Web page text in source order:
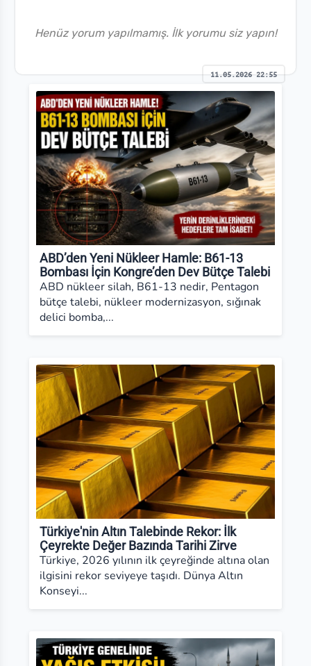
11.05.2026 22:55
Henüz yorum yapılmamış. İlk yorumu siz yapın!
ABD’den Yeni Nükleer Hamle: B61-13
Bombası İçin Kongre’den Dev Bütçe Talebi
ABD nükleer silah, B61-13 nedir, Pentagon
bütçe talebi, nükleer modernizasyon, sığınak
delici bomba,...
Türkiye'nin Altın Talebinde Rekor: İlk
Çeyrekte Değer Bazında Tarihi Zirve
Türkiye, 2026 yılının ilk çeyreğinde altına olan
ilgisini rekor seviyeye taşıdı. Dünya Altın
Konseyi...